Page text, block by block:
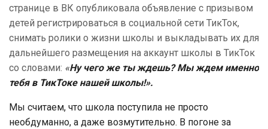
странице в ВК опубликовала объявление с призывом
детей регистрироваться в социальной сети ТикТок,
снимать ролики о жизни школы и выкладывать их для
дальнейшего размещения на аккаунт школы в ТикТок
со словами: «Ну чего же ты ждешь? Мы ждем именно
тебя в ТикТоке нашей школы!».
Мы считаем, что школа поступила не просто
необдуманно, а даже возмутительно. В погоне за